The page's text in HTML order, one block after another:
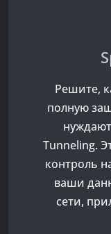
Решите,
полную
Tunneling.
контроль
ваши
сети,